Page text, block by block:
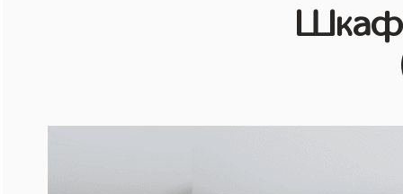
Шкаф